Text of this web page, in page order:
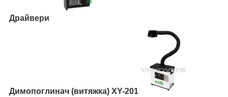
Драйвери
Димопоглинач (витяжка) XY-201